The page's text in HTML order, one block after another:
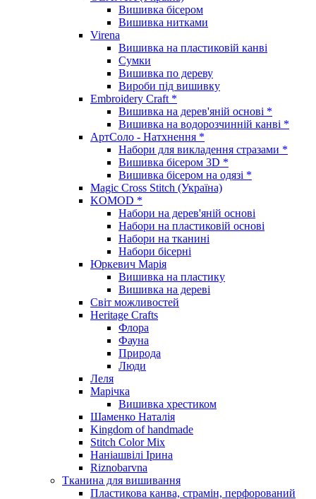
Вишивка бісером
Вишивка нитками
Virena
Вишивка на пластиковій канві
Сумки
Вишивка по дереву
Вироби під вишивку
Embroidery Craft *
Вишивка на дерев'яній основі *
Вишивка на водорозчинній канві *
АртСоло - Натхнення *
Набори для викладення стразами *
Вишивка бісером 3D *
Вишивка бісером на одязі *
Magic Cross Stitch (Україна)
KOMOD *
Набори на дерев'яній основі
Набори на пластиковій основі
Набори на тканині
Набори бісерні
Юркевич Марія
Вишивка на пластику
Вишивка на дереві
Світ можливостей
Heritage Crafts
Флора
Фауна
Природа
Люди
Леля
Марічка
Вишивка хрестиком
Шаменко Наталія
Kingdom of handmade
Stitch Color Mix
Наніашвілі Ірина
Riznobarvna
Тканина для вишивання
Пластикова канва, страмін, перфорований